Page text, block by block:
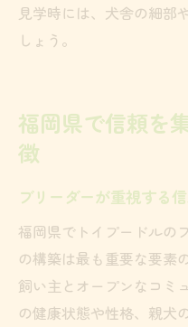
見学時には、犬舎の細部
しょう。
福岡県で信頼を
徴
ブリーダーが重視する
福岡県でトイプードルの
の構築は最も重要な要素
飼い主とオープンなコミ
の健康状態や性格、親犬